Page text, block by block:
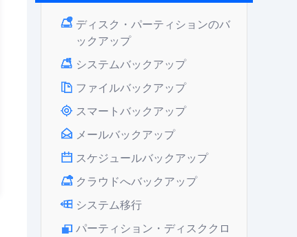
ディスク・パーティションのバ
ックアップ
システムバックアップ
ファイルバックアップ
スマートバックアップ
メールバックアップ
スケジュールバックアップ
クラウドへバックアップ
システム移行
パーティション・ディスククロ